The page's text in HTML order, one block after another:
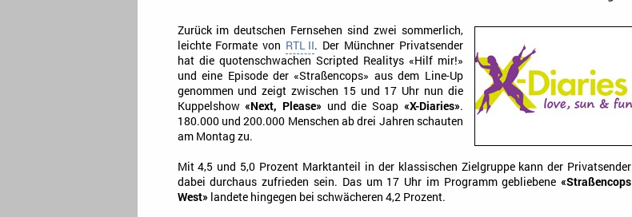
Zurück im deutschen Fernsehen sind zwei sommerlich,
leichte Formate von RTL II. Der Münchner Privatsender
hat die quotenschwachen Scripted Realitys «Hilf mir!»
und eine Episode der «Straßencops» aus dem Line-Up
genommen und zeigt zwischen 15 und 17 Uhr nun die
Kuppelshow«Next, Please» und die Soap «X-Diaries».
180.000 und 200.000 Menschen ab drei Jahren schauten
am Montag zu.
Mit 4,5 und 5,0 Prozent Marktanteil in der klassischen Zielgruppe kann der Privatsender
dabei durchaus zufrieden sein. Das um 17 Uhr im Programm gebliebene«Straßencops
West» landete hingegen bei schwächeren 4,2 Prozent.